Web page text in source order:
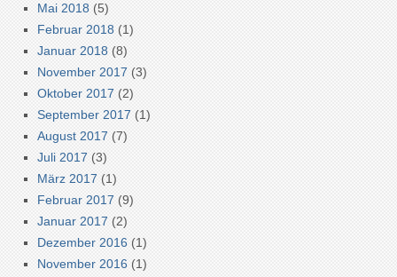
Mai 2018 (5)
Februar 2018 (1)
Januar 2018 (8)
November 2017 (3)
Oktober 2017 (2)
September 2017 (1)
August 2017 (7)
Juli 2017 (3)
März 2017 (1)
Februar 2017 (9)
Januar 2017 (2)
Dezember 2016 (1)
November 2016 (1)